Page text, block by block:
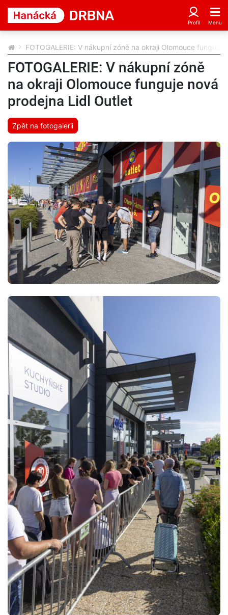
FOTOGALERIE: V nákupní zóně na okraji Olomouce funguje
FOTOGALERIE: V nákupní zóně
na okraji Olomouce funguje nová
prodejna Lidl Outlet
Zpět na fotogalerii